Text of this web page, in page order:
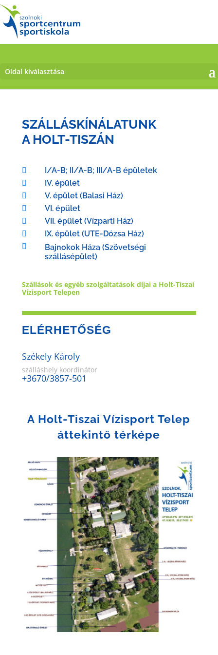
Oldal kiválasztása
SZÁLLÁSKÍNÁLATUNK
A HOLT-TISZÁN
 I/A-B; II/A-B; III/A-B épületek
 IV. épület
 V. épület (Balasi Ház)
 VI. épület
 VII. épület (Vízparti Ház)
 IX. épület (UTE-Dózsa Ház)

Bajnokok Háza (Szövetségi
szállásépület)
Szállások és egyéb szolgáltatások díjai a Holt-Tiszai
Vízisport Telepen
ELÉRHETŐSÉG
Székely Károly
szálláshely koordinátor
+3670/3857-501
A Holt-Tiszai Vízisport Telep
áttekintő térképe